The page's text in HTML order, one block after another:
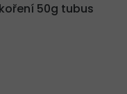
50g tubus